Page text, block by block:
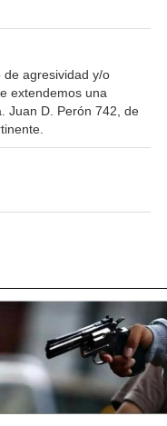
de agresividad y/o
extendemos una
Juan D. Perón 742, de